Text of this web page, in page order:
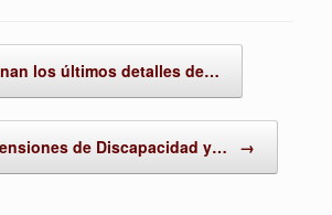
los últimos detalles de…
de Discapacidad y… →